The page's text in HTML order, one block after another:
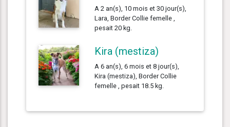
A 2 an(s), 10 mois et 30 jour(s),
Lara, Border Collie femelle ,
pesait 20 kg.
Kira (mestiza)
A 6 an(s), 6 mois et 8 jour(s),
Kira (mestiza), Border Collie
femelle , pesait 18.5 kg.